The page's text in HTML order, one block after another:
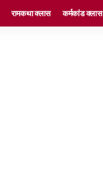
रामकथा क्लास कर्मकांड क्लास